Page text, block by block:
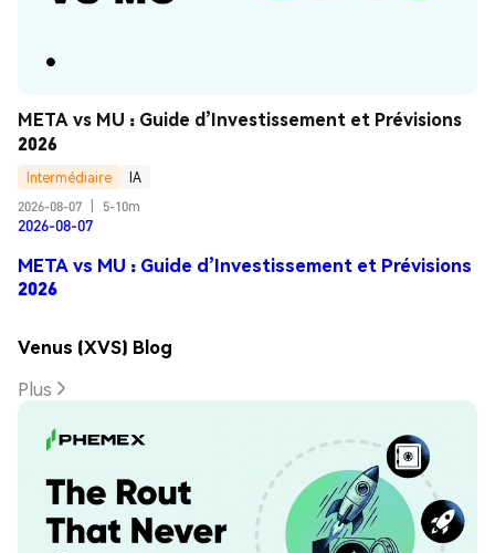
META vs MU : Guide d’Investissement et Prévisions
2026
Intermédiaire
IA
2026-08-07
5-10m
2026-08-07
META vs MU : Guide d’Investissement et Prévisions
2026
Venus (XVS) Blog
Plus